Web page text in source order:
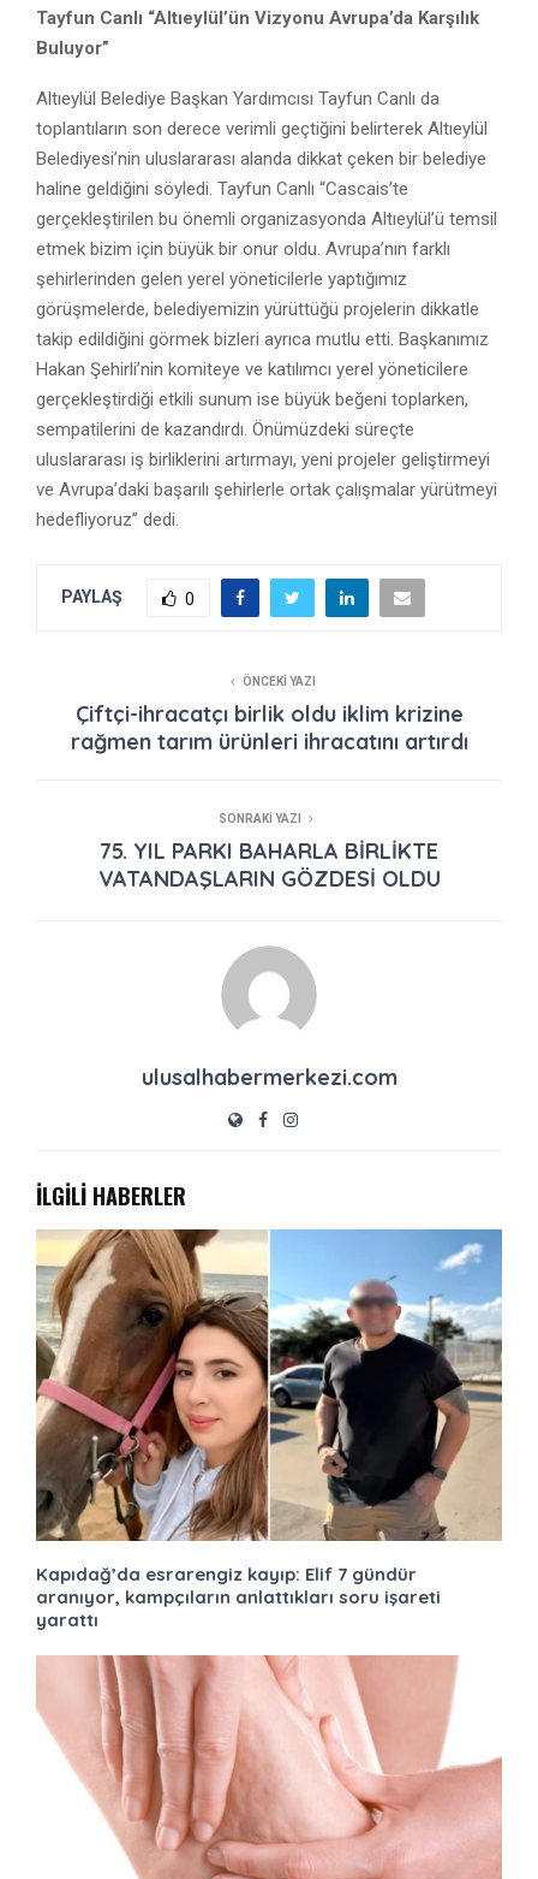
Tayfun Canlı “Altıeylül’ün Vizyonu Avrupa’da Karşılık
Buluyor”
Altıeylül Belediye Başkan Yardımcısı Tayfun Canlı da
toplantıların son derece verimli geçtiğini belirterek Altıeylül
Belediyesi’nin uluslararası alanda dikkat çeken bir belediye
haline geldiğini söyledi. Tayfun Canlı “Cascais’te
gerçekleştirilen bu önemli organizasyonda Altıeylül’ü temsil
etmek bizim için büyük bir onur oldu. Avrupa’nın farklı
şehirlerinden gelen yerel yöneticilerle yaptığımız
görüşmelerde, belediyemizin yürüttüğü projelerin dikkatle
takip edildiğini görmek bizleri ayrıca mutlu etti. Başkanımız
Hakan Şehirli’nin komiteye ve katılımcı yerel yöneticilere
gerçekleştirdiği etkili sunum ise büyük beğeni toplarken,
sempatilerini de kazandırdı. Önümüzdeki süreçte
uluslararası iş birliklerini artırmayı, yeni projeler geliştirmeyi
ve Avrupa’daki başarılı şehirlerle ortak çalışmalar yürütmeyi
hedefliyoruz” dedi.
PAYLAŞ 0
ÖNCEKI YAZI
Çiftçi-ihracatçı birlik oldu iklim krizine
rağmen tarım ürünleri ihracatını artırdı
SONRAKI YAZI
75. YIL PARKI BAHARLA BİRLİKTE
VATANDAŞLARIN GÖZDESİ OLDU
ulusalhabermerkezi.com
İLGİLİ HABERLER
Kapıdağ’da esrarengiz kayıp: Elif 7 gündür
aranıyor, kampçıların anlattıkları soru işareti
yarattı